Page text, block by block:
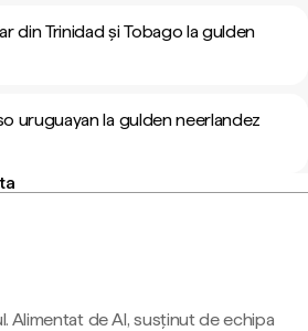
din Trinidad și Tobago la gulden
uruguayan la gulden neerlandez
Alimentat de AI, susținut de echipa